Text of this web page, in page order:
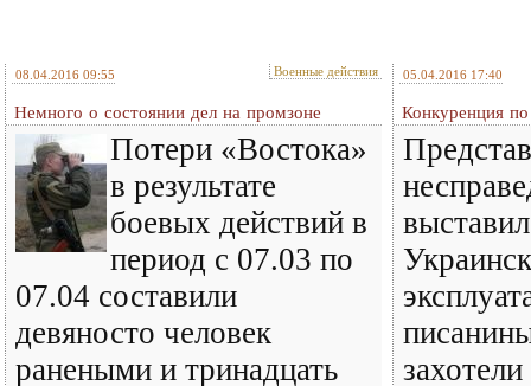
08.04.2016 09:55 Военные действия
Немного о состоянии дел на промзоне
Потери «Востока»
в результате
боевых действий в
период с 07.03 по
07.04 составили
девяносто человек
ранеными и тринадцать
05.04.2016 17:40
Конкуренция